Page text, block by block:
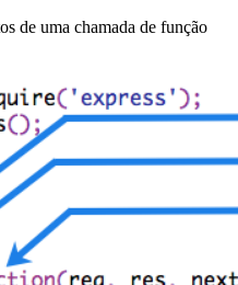
de uma chamada de função